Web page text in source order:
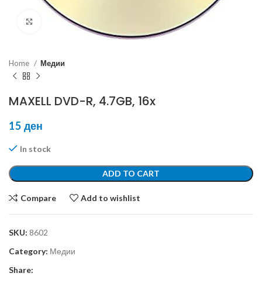
Click to enlarge
Home Медии
MAXELL DVD-R, 4.7GB, 16x
15 ден
In stock
ADD TO CART
Compare Add to wishlist
SKU: 8602
Category: Медии
Share: